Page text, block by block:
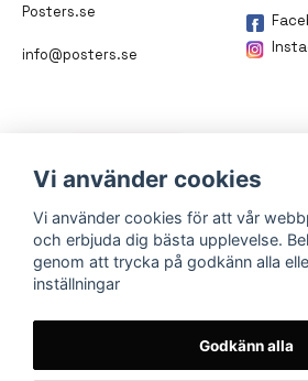
Posters.se
info@posters.se
Betalning
På posters.se kan du enkelt
Vi använder cookies
Vi använder cookies för att vår
och erbjuda dig bästa upplevelse.
genom att trycka på godkänn alla
inställningar
Godkänn alla